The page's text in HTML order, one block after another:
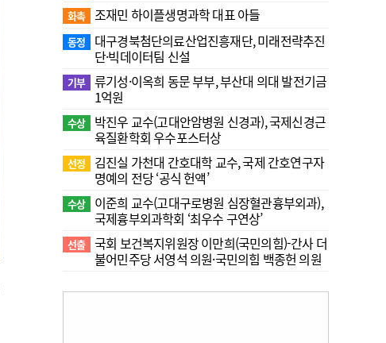
화촉 조재민 하이플생명과학 대표 아들
동정
대구경북첨단의료산업진흥재단, 미래전략추진
단·빅데이터팀 신설
기부 류기성·이옥희 동문 부부, 부산대 의대 발전기금
1억원
수상
박진우 교수(고대안암병원 신경과), 국제신경근
육질환학회 우수포스터상
선정
김진실 가천대 간호대학 교수, 국제 간호연구자
명예의 전당 ‘공식 헌액’
수상
이준희 교수(고대구로병원 심장혈관흉부외과),
국제흉부외과학회 ‘최우수 구연상’
선출 국회 보건복지위원장 이만희(국민의힘)-간사 더
불어민주당 서영석 의원·국민의힘 백종헌 의원